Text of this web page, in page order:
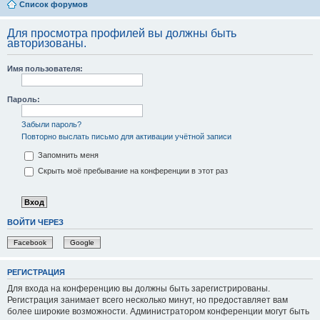
Список форумов
Для просмотра профилей вы должны быть
авторизованы.
Имя пользователя:
Пароль:
Забыли пароль?
Повторно выслать письмо для активации учётной записи
Запомнить меня
Скрыть моё пребывание на конференции в этот раз
ВОЙТИ ЧЕРЕЗ
Facebook Google
РЕГИСТРАЦИЯ
Для входа на конференцию вы должны быть зарегистрированы.
Регистрация занимает всего несколько минут, но предоставляет вам
более широкие возможности. Администратором конференции могут быть